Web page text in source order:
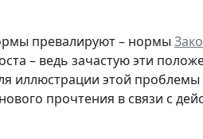
превалируют – нормы
– ведь зачастую эти
иллюстрации этой
прочтения в связи с